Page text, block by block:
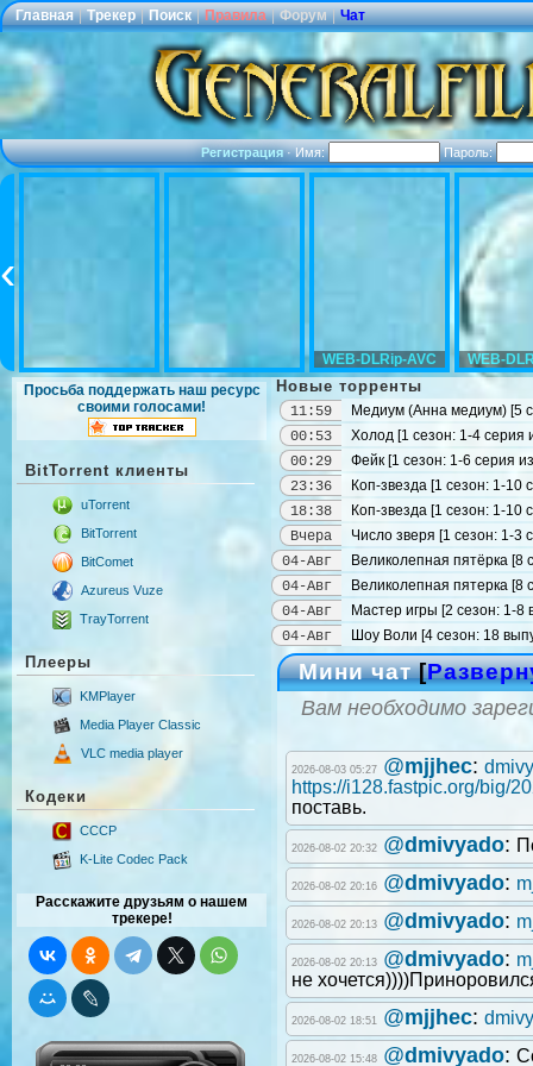
Главная | Трекер | Поиск | Правила | Форум | Чат
Регистрация·Имя: Пароль:
WEB-DLRip-AVC
WEB-
Просьба поддержать наш ресурс
своими голосами!
BitTorrent клиенты
uTorrent
BitTorrent
BitComet
Azureus Vuze
TrayTorrent
Плееры
KMPlayer
Media Player Classic
VLC media player
Кодеки
CCCP
K-Lite Codec Pack
Расскажите друзьям о нашем
трекере!
Новые торренты
11:59
Медиум (Анна медиум) [5
00:53
Холод [1 сезон: 1-4 серия
00:29
Фейк [1 сезон: 1-6 серия
23:36
Коп-звезда [1 сезон: 1-10
18:38
Коп-звезда [1 сезон: 1-10
Вчера
Число зверя [1 сезон: 1-3
04-Авг
Великолепная пятёрка [8
04-Авг
Великолепная пятерка [8
04-Авг
Мастер игры [2 сезон: 1-8
04-Авг
Шоу Воли [4 сезон: 18
Мини чат[
Вам необходимо
2026-08-03 05:27 @mjjhec:
https://i128.fastpic.org/big/
поставь.
2026-08-02 20:32 @dmivyado:
2026-08-02 20:16 @dmivyado:
2026-08-02 20:13 @dmivyado:
2026-08-02 20:13 @dmivyado:
не
2026-08-02 18:51 @mjjhec:
2026-08-02 15:48 @dmivyado: